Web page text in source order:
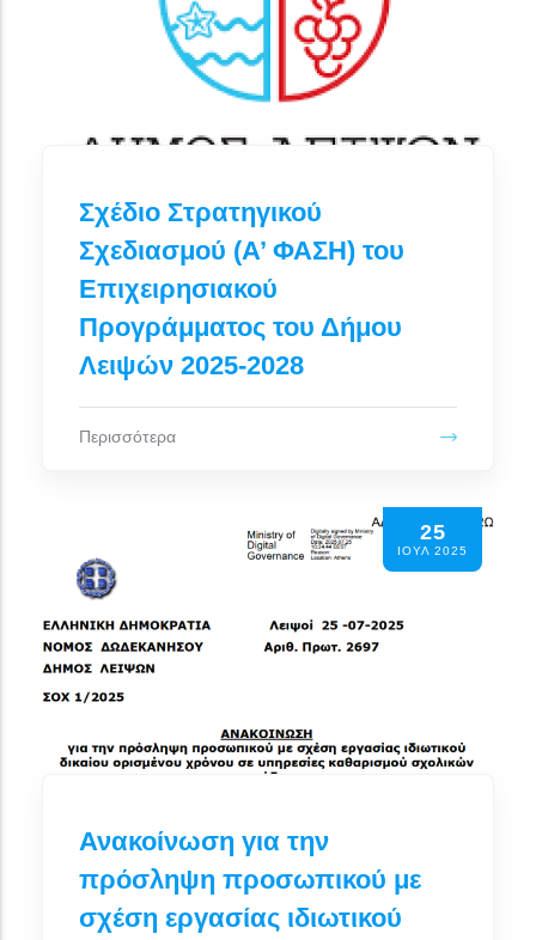
Σχέδιο Στρατηγικού
Σχεδιασμού (Α’ ΦΑΣΗ) του
Επιχειρησιακού
Προγράμματος του Δήμου
Λειψών 2025-2028
Περισσότερα
25
ΙΟΥΛ 2025
Ανακοίνωση για την
πρόσληψη προσωπικού με
σχέση εργασίας ιδιωτικού